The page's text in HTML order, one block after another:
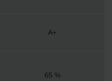
A+
65 %